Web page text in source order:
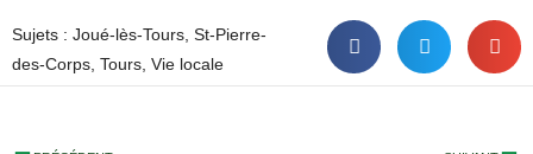
Sujets : Joué-lès-Tours St-Pierre-
des-Corps Tours Vie locale